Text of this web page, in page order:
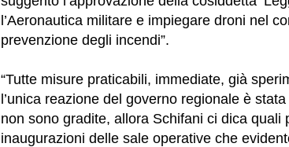
l’Aeronautica militare e impiegare droni nel
prevenzione degli incendi”.
“Tutte misure praticabili, immediate, già
l’unica reazione del governo regionale è
non sono gradite, allora Schifani ci dica
inaugurazioni delle sale operative che